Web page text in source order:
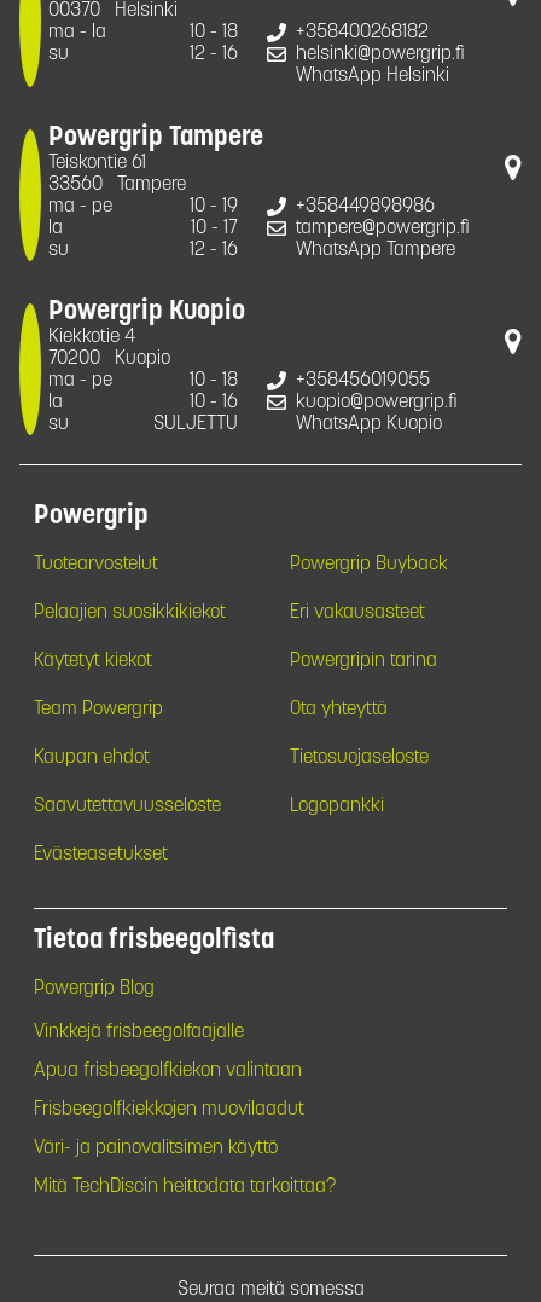
00370
Helsinki
ma - la
10 - 18
su
12 - 16
+358400268182
helsinki@powergrip.fi
WhatsApp Helsinki
Powergrip Tampere
Teiskontie 61
33560
Tampere
ma - pe
10 - 19
la
10 - 17
su
12 - 16
+358449898986
tampere@powergrip.fi
WhatsApp Tampere
Powergrip Kuopio
Kiekkotie 4
70200
Kuopio
ma - pe
10 - 18
la
10 - 16
su
SULJETTU
+358456019055
kuopio@powergrip.fi
WhatsApp Kuopio
Powergrip
Tuotearvostelut Powergrip Buyback
Pelaajien suosikkikiekot Eri vakausasteet
Käytetyt kiekot Powergripin tarina
Team Powergrip Ota yhteyttä
Kaupan ehdot Tietosuojaseloste
Saavutettavuusseloste Logopankki
Evästeasetukset
Tietoa frisbeegolfista
Powergrip Blog
Vinkkejä frisbeegolfaajalle
Apua frisbeegolfkiekon valintaan
Frisbeegolfkiekkojen muovilaadut
Väri- ja painovalitsimen käyttö
Mitä TechDiscin heittodata tarkoittaa?
Seuraa meitä somessa